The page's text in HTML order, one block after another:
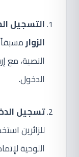
التسجيل
الزوارمسبقاً
الدخول.
تسجيل
للزائرين
اللوحية